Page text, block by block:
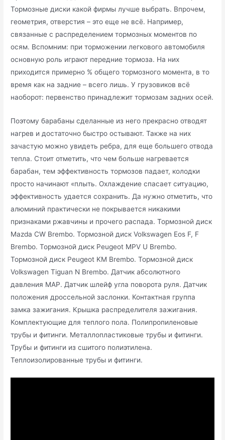
Тормозные диски какой фирмы лучше выбрать. Впрочем,
геометрия, отверстия – это еще не всё. Например,
связанные с распределением тормозных моментов по
осям. Вспомним: при торможении легкового автомобиля
основную роль играют передние тормоза. На них
приходится примерно % общего тормозного момента, в то
время как на задние – всего лишь. У грузовиков всё
наоборот: первенство принадлежит тормозам задних осей.
Поэтому барабаны сделанные из него прекрасно отводят
нагрев и достаточно быстро остывают. Также на них
зачастую можно увидеть ребра, для еще большего отвода
тепла. Стоит отметить, что чем больше нагревается
барабан, тем эффективность тормозов падает, колодки
просто начинают «плыть. Охлаждение спасает ситуацию,
эффективность удается сохранить. Да нужно отметить, что
алюминий практически не покрывается никакими
признаками ржавчины и прочего распада. Тормозной диск
Mazda CW Brembo. Тормозной диск Volkswagen Eos F, F
Brembo. Тормозной диск Peugeot MPV U Brembo.
Тормозной диск Peugeot KM Brembo. Тормозной диск
Volkswagen Tiguan N Brembo. Датчик абсолютного
давления MAP. Датчик шлейф угла поворота руля. Датчик
положения дроссельной заслонки. Контактная группа
замка зажигания. Крышка распределителя зажигания.
Комплектующие для теплого пола. Полипропиленовые
трубы и фитинги. Металлопластиковые трубы и фитинги.
Трубы и фитинги из сшитого полиэтилена.
Теплоизолированные трубы и фитинги.